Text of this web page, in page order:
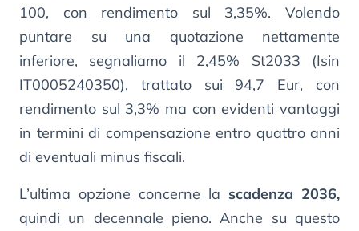
100, con rendimento sul 3,35%. Volendo
puntare su una quotazione nettamente
inferiore, segnaliamo il 2,45% St2033 (Isin
IT0005240350), trattato sui 94,7 Eur, con
rendimento sul 3,3% ma con evidenti vantaggi
in termini di compensazione entro quattro anni
di eventuali minus fiscali.
L’ultima opzione concerne la scadenza 2036,
quindi un decennale pieno. Anche su questo